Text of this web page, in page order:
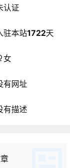
认证
驻本站1722天
女
有网址
有描述